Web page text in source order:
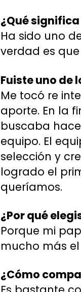
¿Qué
Ha sido uno
verdad es
Fuiste uno de
Me tocó re
aporte. En la
buscaba
equipo. El
selección y
logrado el
queríamos.
¿Por qué
Porque mi
mucho más
¿Cómo